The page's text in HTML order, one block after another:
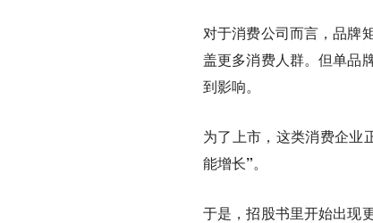
对于消费公司而言，品牌
盖更多消费人群。但单品
到影响。
为了上市，这类消费企业
能增长”。
于是，招股书里开始出